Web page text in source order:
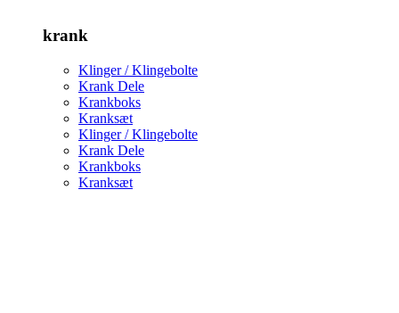
krank
Klinger / Klingebolte
Krank Dele
Krankboks
Kranksæt
Klinger / Klingebolte
Krank Dele
Krankboks
Kranksæt